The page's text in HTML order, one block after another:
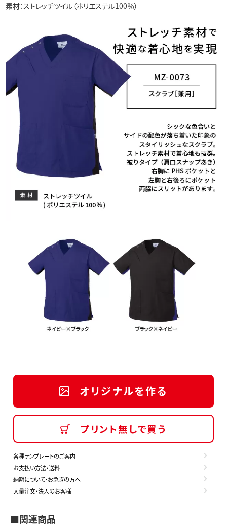
素材：ストレッチツイル（ポリエステル100％）
オリジナルを作る
プリント無しで買う
各種テンプレートのご案内
お支払い方法・送料
納期について・お急ぎの方へ
大量注文・法人のお客様
■関連商品